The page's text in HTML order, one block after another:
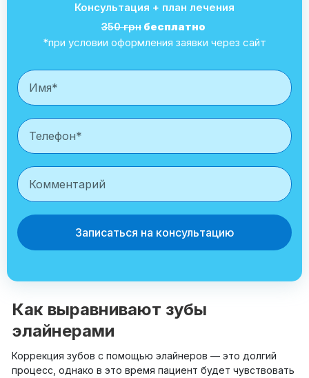
Консультация + план лечения
350 грн бесплатно
*при условии оформления заявки через сайт
Записаться на консультацию
Как выравнивают зубы
элайнерами
Коррекция зубов с помощью элайнеров — это долгий
процесс, однако в это время пациент будет чувствовать